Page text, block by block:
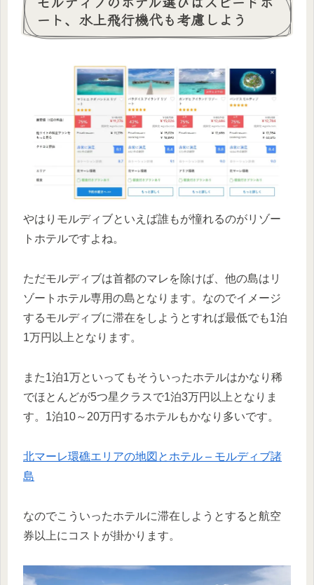
ート、水上飛行機代も考慮しよう
やはりモルディブといえば誰もが憧れるのがリゾー
トホテルですよね。
ただモルディブは首都のマレを除けば、他の島はリ
ゾートホテル専用の島となります。なのでイメージ
するモルディブに滞在をしようとすれば最低でも1泊
1万円以上となります。
また1泊1万といってもそういったホテルはかなり稀
でほとんどが5つ星クラスで1泊3万円以上となりま
す。1泊10～20万円するホテルもかなり多いです。
北マーレ環礁エリアの地図とホテル – モルディブ諸
島
なのでこういったホテルに滞在しようとすると航空
券以上にコストが掛かります。